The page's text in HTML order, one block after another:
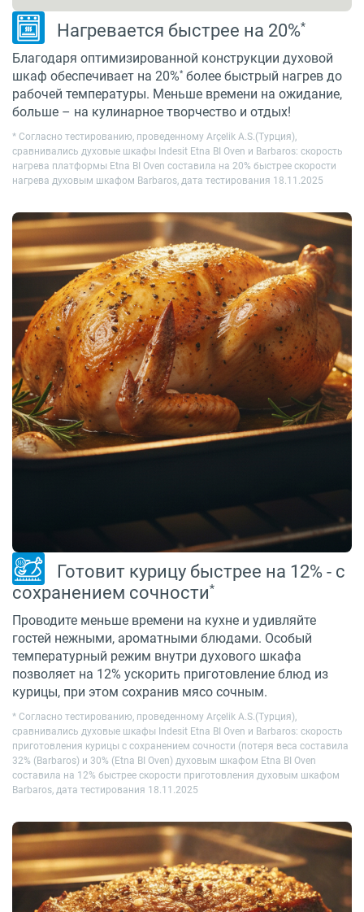
Нагревается быстрее на 20%*
Благодаря оптимизированной конструкции духовой
шкаф обеспечивает на 20%* более быстрый нагрев до
рабочей температуры. Меньше времени на ожидание,
больше – на кулинарное творчество и отдых!
* Cогласно тестированию, проведенному Arçelik A.S.(Турция),
сравнивались духовые шкафы Indesit Etna BI Oven и Barbaros: скорость
нагрева платформы Etna BI Oven составила на 20% быстрее скорости
нагрева духовым шкафом Barbaros, дата тестирования 18.11.2025
Готовит курицу быстрее на 12% - с
сохранением сочности*
Проводите меньше времени на кухне и удивляйте
гостей нежными, ароматными блюдами. Особый
температурный режим внутри духового шкафа
позволяет на 12% ускорить приготовление блюд из
курицы, при этом сохранив мясо сочным.
* Cогласно тестированию, проведенному Arçelik A.S.(Турция),
сравнивались духовые шкафы Indesit Etna BI Oven и Barbaros: скорость
приготовления курицы с сохранением сочности (потеря веса составила
32% (Barbaros) и 30% (Etna BI Oven) духовым шкафом Etna BI Oven
составила на 12% быстрее скорости приготовления духовым шкафом
Barbaros, дата тестирования 18.11.2025